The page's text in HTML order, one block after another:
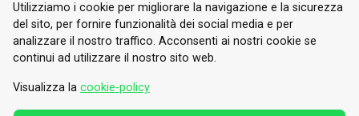
© 2026 Valle di Susa
Tesori di Arte e Cultura Alpina
Tel.
E-mail.info@vallesusa-tesori.it
Utilizziamo i cookie per migliorare la navigazione e la sicurezza
del sito, per fornire funzionalità dei social media e per
analizzare il nostro traffico. Acconsenti ai nostri cookie se
continui ad utilizzare il nostro sito web.
Visualizza la cookie-policy